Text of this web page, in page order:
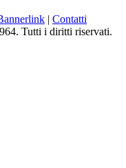
| Contatti
Tutti i diritti riservati.